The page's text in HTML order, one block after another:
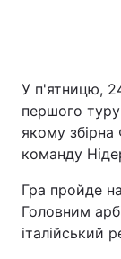
У п'ятницю,
першого туру
якому збірна
команду
Гра пройде
Головним
італійський